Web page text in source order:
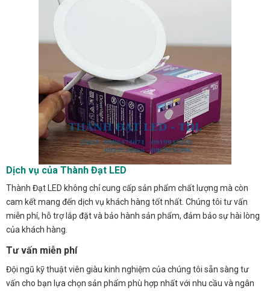
Dịch vụ của Thành Đạt LED
Thành Đạt LED không chỉ cung cấp sản phẩm chất lượng mà còn
cam kết mang đến dịch vụ khách hàng tốt nhất. Chúng tôi tư vấn
miễn phí, hỗ trợ lắp đặt và bảo hành sản phẩm, đảm bảo sự hài lòng
của khách hàng.
Tư vấn miễn phí
Đội ngũ kỹ thuật viên giàu kinh nghiệm của chúng tôi sẵn sàng tư
vấn cho bạn lựa chọn sản phẩm phù hợp nhất với nhu cầu và ngân